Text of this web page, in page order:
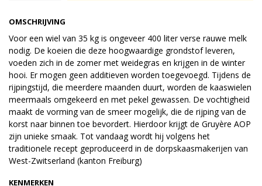
OMSCHRIJVING
Voor een wiel van 35 kg is ongeveer 400 liter verse rauwe melk
nodig. De koeien die deze hoogwaardige grondstof leveren,
voeden zich in de zomer met weidegras en krijgen in de winter
hooi. Er mogen geen additieven worden toegevoegd. Tijdens de
rijpingstijd, die meerdere maanden duurt, worden de kaaswielen
meermaals omgekeerd en met pekel gewassen. De vochtigheid
maakt de vorming van de smeer mogelijk, die de rijping van de
korst naar binnen toe bevordert. Hierdoor krijgt de Gruyère AOP
zijn unieke smaak. Tot vandaag wordt hij volgens het
traditionele recept geproduceerd in de dorpskaasmakerijen van
West-Zwitserland (kanton Freiburg)
KENMERKEN